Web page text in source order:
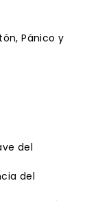
Pánico y
del
del